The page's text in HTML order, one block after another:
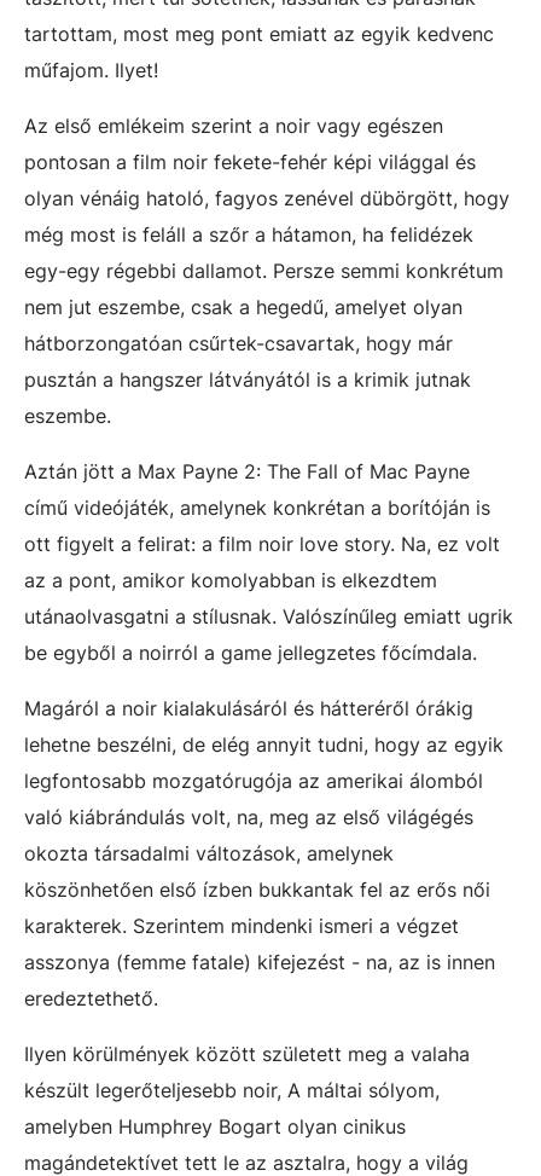
tartottam, most meg pont emiatt az egyik kedvenc
műfajom. Ilyet!
Az első emlékeim szerint a noir vagy egészen
pontosan a film noir fekete-fehér képi világgal és
olyan vénáig hatoló, fagyos zenével dübörgött, hogy
még most is feláll a szőr a hátamon, ha felidézek
egy-egy régebbi dallamot. Persze semmi konkrétum
nem jut eszembe, csak a hegedű, amelyet olyan
hátborzongatóan csűrtek-csavartak, hogy már
pusztán a hangszer látványától is a krimik jutnak
eszembe.
Aztán jött a Max Payne 2: The Fall of Mac Payne
című videójáték, amelynek konkrétan a borítóján is
ott figyelt a felirat: a film noir love story. Na, ez volt
az a pont, amikor komolyabban is elkezdtem
utánaolvasgatni a stílusnak. Valószínűleg emiatt ugrik
be egyből a noirról a game jellegzetes főcímdala.
Magáról a noir kialakulásáról és hátteréről órákig
lehetne beszélni, de elég annyit tudni, hogy az egyik
legfontosabb mozgatórugója az amerikai álomból
való kiábrándulás volt, na, meg az első világégés
okozta társadalmi változások, amelynek
köszönhetően első ízben bukkantak fel az erős női
karakterek. Szerintem mindenki ismeri a végzet
asszonya (femme fatale) kifejezést - na, az is innen
eredeztethető.
Ilyen körülmények között született meg a valaha
készült legerőteljesebb noir, A máltai sólyom,
amelyben Humphrey Bogart olyan cinikus
magándetektívet tett le az asztalra, hogy a világ